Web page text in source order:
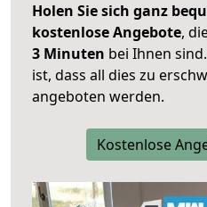
Holen Sie sich ganz
kostenlose Angebote,
3 Minuten bei Ihnen
ist, dass all dies zu
angeboten werden.
Kostenlose